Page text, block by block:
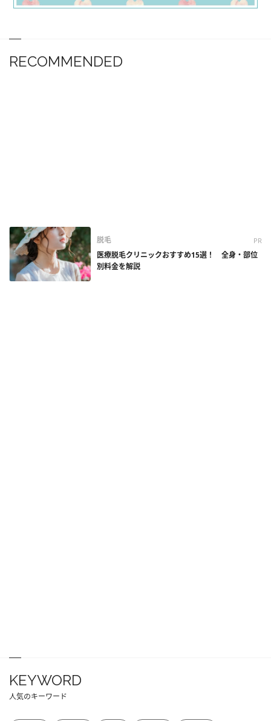
RECOMMENDED
脱毛 PR
医療脱毛クリニックおすすめ15選！ 全身・部位
別料金を解説
KEYWORD
人気のキーワード